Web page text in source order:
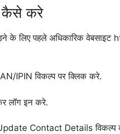
कैसे करे
के लिए पहले अधिकारिक
IPIN विकल्प पर क्लिक करे.
लॉग इन करे.
Contact Details विकल्प